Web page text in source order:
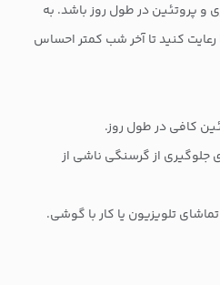
و پروتئین در طول روز باشد. به
کنید تا آخر شب کمتر احساس
کافی در طول روز.
جلوگیری از گرسنگی ناشی از
تلویزیون یا کار با گوشی.